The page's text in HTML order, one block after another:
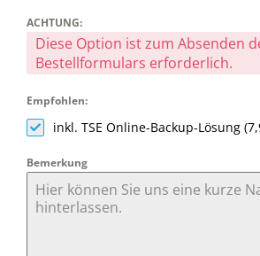
ACHTUNG:
Diese Option ist zum Absenden
Bestellformulars erforderlich.
Empfohlen:
inkl. TSE Online-Backup-Lösung
Bemerkung